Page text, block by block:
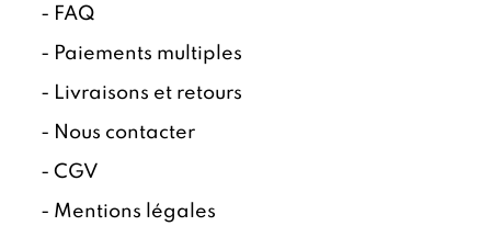
- FAQ
- Paiements multiples
- Livraisons et retours
- Nous contacter
-CGV
- Mentions légales